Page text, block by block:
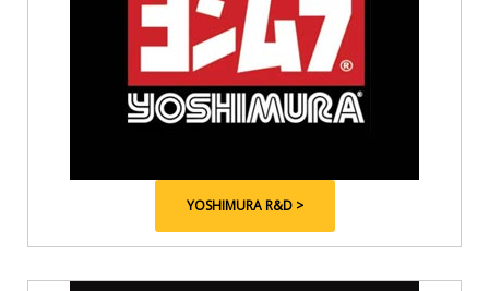
YOSHIMURA R&D >